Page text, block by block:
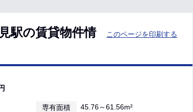
駅の賃貸物件情
このページを印刷する
専有面積 45.76～61.56m²